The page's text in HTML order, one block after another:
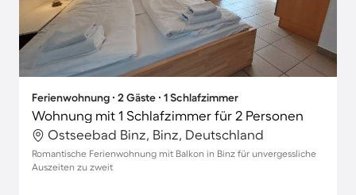
Ferienwohnung ∙ 2 Gäste ∙ 1 Schlafzimmer
Wohnung mit 1 Schlafzimmer für 2 Personen
Ostseebad Binz, Binz, Deutschland
Romantische Ferienwohnung mit Balkon in Binz für unvergessliche
Auszeiten zu zweit